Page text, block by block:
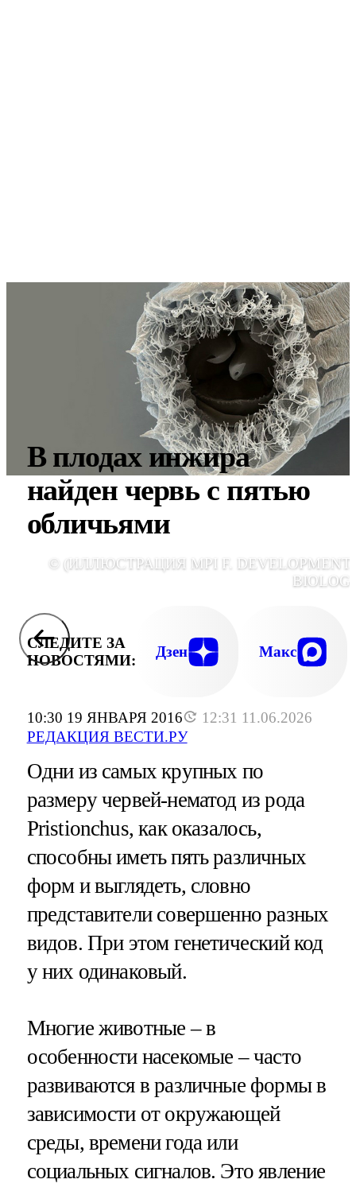
10:30 19 ЯНВАРЯ 2016
12:31 11.06.2026
РЕДАКЦИЯ ВЕСТИ.РУ
В плодах инжира
найден червь с пятью
обличьями
© (ИЛЛЮСТРАЦИЯ MPI F.
СЛЕДИТЕ ЗА
НОВОСТЯМИ:
Дзен Макс
Одни из самых крупных по
размеру червей-нематод из рода
Pristionchus, как оказалось,
способны иметь пять различных
форм и выглядеть, словно
представители совершенно разных
видов. При этом генетический код
у них одинаковый.
Многие животные – в
особенности насекомые – часто
развиваются в различные формы в
зависимости от окружающей
среды, времени года или
социальных сигналов. Это явление